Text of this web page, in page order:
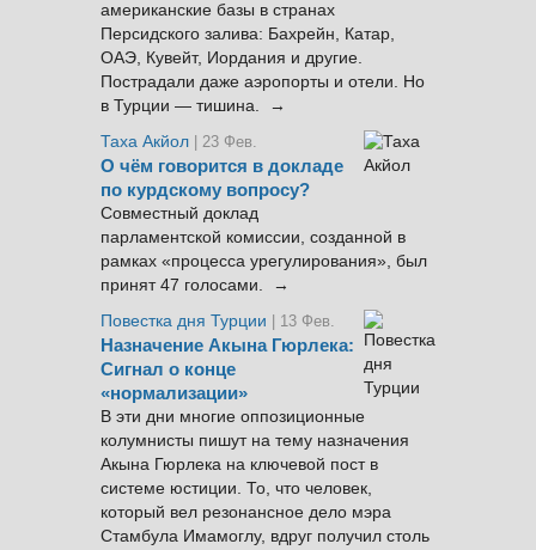
американские базы в странах
Персидского залива: Бахрейн, Катар,
ОАЭ, Кувейт, Иордания и другие.
Пострадали даже аэропорты и отели. Но
в Турции — тишина. →
Таха Акйол | 23 Фев.
О чём говорится в докладе
по курдскому вопросу?
Совместный доклад
парламентской комиссии, созданной в
рамках «процесса урегулирования», был
принят 47 голосами. →
Повестка дня Турции
| 13 Фев.
Назначение Акына Гюрлека:
Сигнал о конце
«нормализации»
В эти дни многие оппозиционные
колумнисты пишут на тему назначения
Акына Гюрлека на ключевой пост в
системе юстиции. То, что человек,
который вел резонансное дело мэра
Стамбула Имамоглу, вдруг получил столь